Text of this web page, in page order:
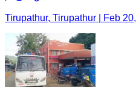
Tirupathur, Tirupathur | Feb